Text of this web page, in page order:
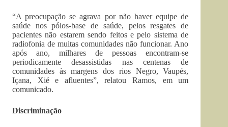
“A preocupação se agrava por não haver equipe de
saúde nos pólos-base de saúde, pelos resgates de
pacientes não estarem sendo feitos e pelo sistema de
radiofonia de muitas comunidades não funcionar. Ano
após ano, milhares de pessoas encontram-se
periodicamente desassistidas nas centenas de
comunidades às margens dos rios Negro, Vaupés,
Içana, Xié e afluentes”, relatou Ramos, em um
comunicado.
Discriminação